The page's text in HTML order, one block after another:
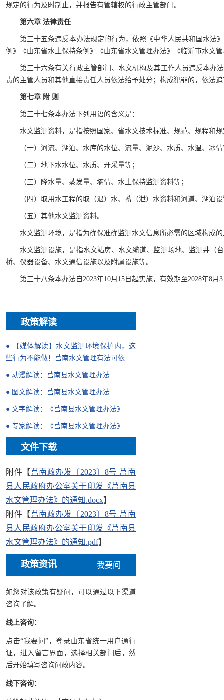
规定的行为及时制止，并报告有管辖权的行政主管部门。
第六章 法律责任
第三十五条违反本办法规定的行为，依照《中华人民共和国水法
例》《山东省水土保持条例》《山东省水文管理办法》《临沂市水文
第三十六条有关行政主管部门、水文机构及其工作人员违反本办
责的主管人员和其他直接责任人员依法给予处分；构成犯罪的，依法
第七章 附 则
第三十七条本办法下列用语的含义是：
水文监测资料，是指按照国家、省水文技术标准、规范、规程和
（一）河流、湖泊、水库的水位、流量、泥沙、水质、水温、冰
（二）地下水水位、水质、开采量等；
（三）降水量、蒸发量、墒情、水土保持监测资料等；
（四）取用水工程的取（退）水、蓄（泄）水资料和河道、湖泊
（五）其他水文监测资料。
水文监测环境，是指为确保准确监测水文信息所必需的区域构成
水文监测设施，是指水文站房、水文缆道、监测场地、监测井（
桥、仪器设备、水文通信设施以及附属设施等。
第三十八条本办法自2023年10月15日起实施，有效期至2028年8月
政策解读
● 【媒体解读】水文监测环境保护内，这
些行为不能做！莒南水文管理有法可依
● 动漫解读：莒南县水文管理办法
● 图文解读：莒南县水文管理办法
● 文字解读：《莒南县水文管理办法》
● 专家解读：《莒南县水文管理办法》
文件下载
附件【莒南政办发〔2023〕8号 莒南
县人民政府办公室关于印发《莒南县
水文管理办法》的通知.docx】
附件【莒南政办发〔2023〕8号 莒南
县人民政府办公室关于印发《莒南县
水文管理办法》的通知.pdf】
政策资讯 我要问
如您对该政策有疑问，可以通过以下渠道
咨询了解。
线上咨询：
点击“我要问”，登录山东省统一用户通行
证，进入留言界面，选择相关部门后，然
后开始填写咨询问政内容。
线下咨询：